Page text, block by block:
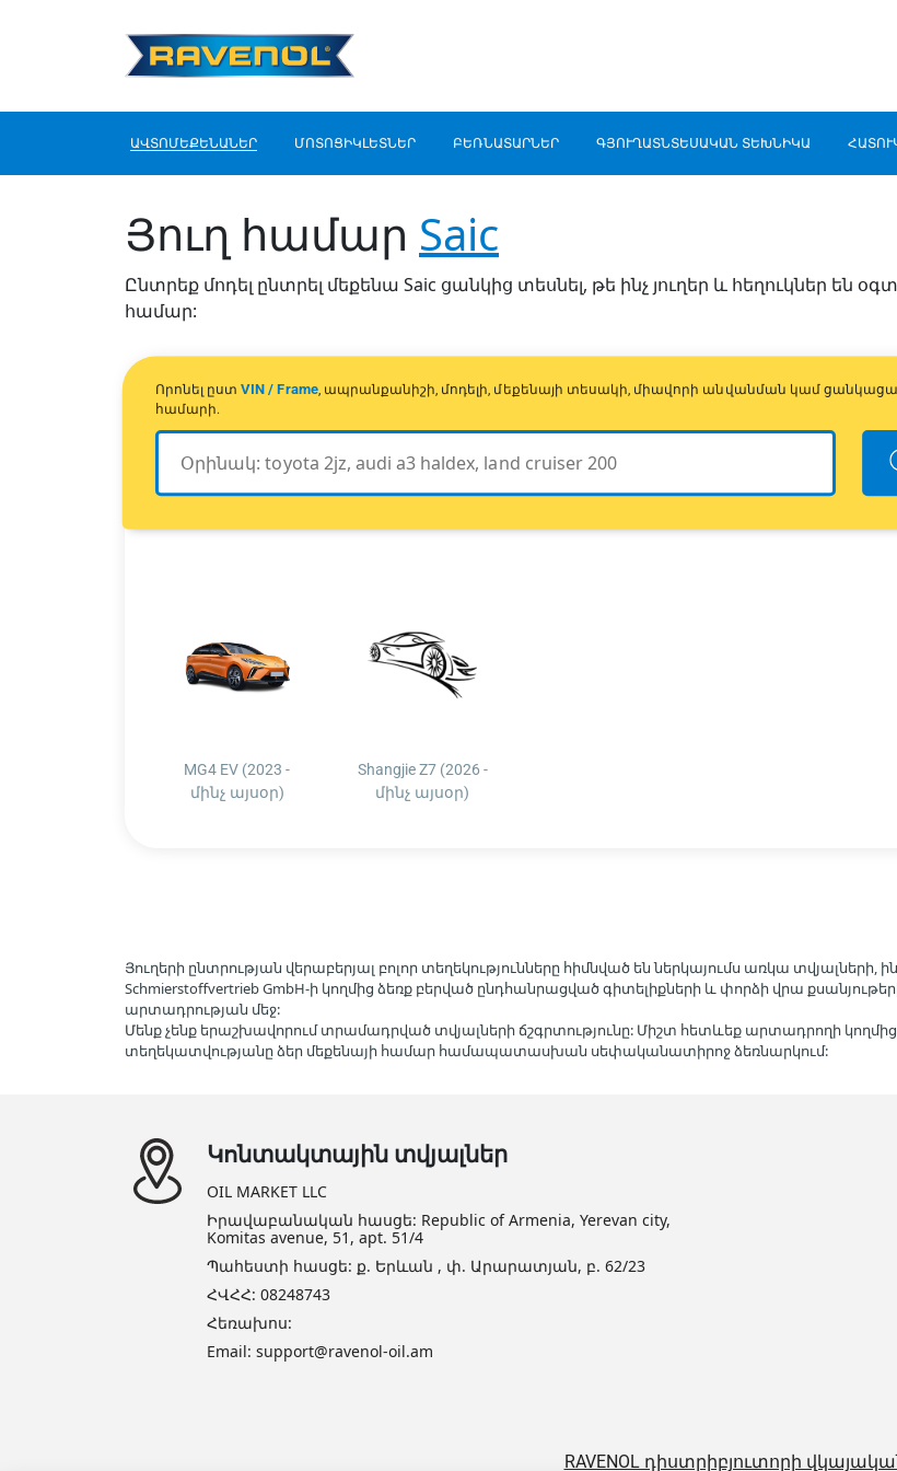
ԱՎՏՈՄԵՔԵՆԱՆԵՐ ՄՈՏՈՑԻԿԼԵՏՆԵՐ ԲԵՌՆԱՏԱՐՆԵՐ ԳՅՈՒՂԱՏՆՏԵՍԱԿԱՆ ՏԵԽՆԻԿԱ
Յուղ համար Saic
Ընտրեք մոդել ընտրել մեքենա Saic ցանկից տեսնել, թե ինչ յուղեր և հեղուկներ են
համար:
Որոնել ըստVIN / Frame, ապրանքանիշի, մոդելի, մեքենայի տեսակի, միավորի անվանման կամ
համարի.
MG4 EV (2023 -
մինչ այսօր)
Shangjie Z7 (2026 -
մինչ այսօր)
Յուղերի ընտրության վերաբերյալ բոլոր տեղեկությունները հիմնված են ներկայումս առկա տվյալների,
Schmierstoffvertrieb GmbH-ի կողմից ձեռք բերված ընդհանրացված գիտելիքների և փորձի վրա
արտադրության մեջ:
Մենք չենք երաշխավորում տրամադրված տվյալների ճշգրտությունը: Միշտ հետևեք արտադրողի
տեղեկատվությանը ձեր մեքենայի համար համապատասխան սեփականատիրոջ ձեռնարկում:
Կոնտակտային տվյալներ
OIL MARKET LLC
Իրավաբանական հասցե: Republic of Armenia, Yerevan city,
Komitas avenue, 51, apt. 51/4
Պահեստի հասցե: ք. Երևան , փ. Արարատյան, բ. 62/23
ՀՎՀՀ: 08248743
Հեռախոս:
Email: support@ravenol-oil.am
RAVENOL դիստրիբյուտորի